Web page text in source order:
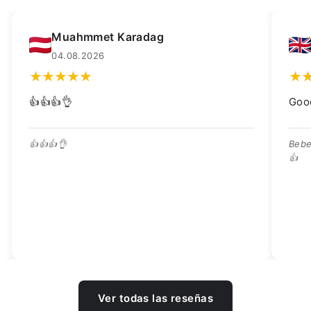
Kay Dean
Bebedero de buena calidad, ¡excelente precio!
Ver todas las reseñas